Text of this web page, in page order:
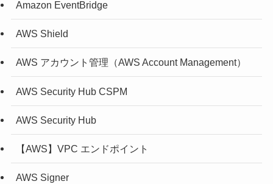
Amazon EventBridge
AWS Shield
AWS アカウント管理（AWS Account Management）
AWS Security Hub CSPM
AWS Security Hub
【AWS】VPC エンドポイント
AWS Signer